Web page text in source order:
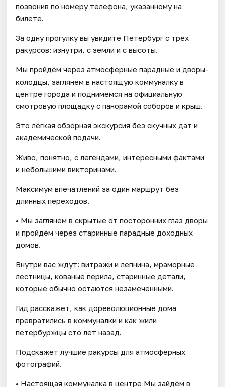
позвонив по номеру телефона, указанному на
билете.
За одну прогулку вы увидите Петербург с трёх
ракурсов: изнутри, с земли и с высоты.
Мы пройдём через атмосферные парадные и дворы-
колодцы, заглянем в настоящую коммуналку в
центре города и поднимемся на официальную
смотровую площадку с панорамой соборов и крыш.
Это лёгкая обзорная экскурсия без скучных дат и
академической подачи.
Живо, понятно, с легендами, интересными фактами
и небольшими викторинами.
Максимум впечатлений за один маршрут без
длинных переходов.
• Мы заглянем в скрытые от посторонних глаз дворы
и пройдём через старинные парадные доходных
домов.
Внутри вас ждут: витражи и лепнина, мраморные
лестницы, кованые перила, старинные детали,
которые обычно остаются незамеченными.
Гид расскажет, как дореволюционные дома
превратились в коммуналки и как жили
петербуржцы сто лет назад.
Подскажет лучшие ракурсы для атмосферных
фотографий.
• Настоящая коммуналка в центре Мы зайдём в